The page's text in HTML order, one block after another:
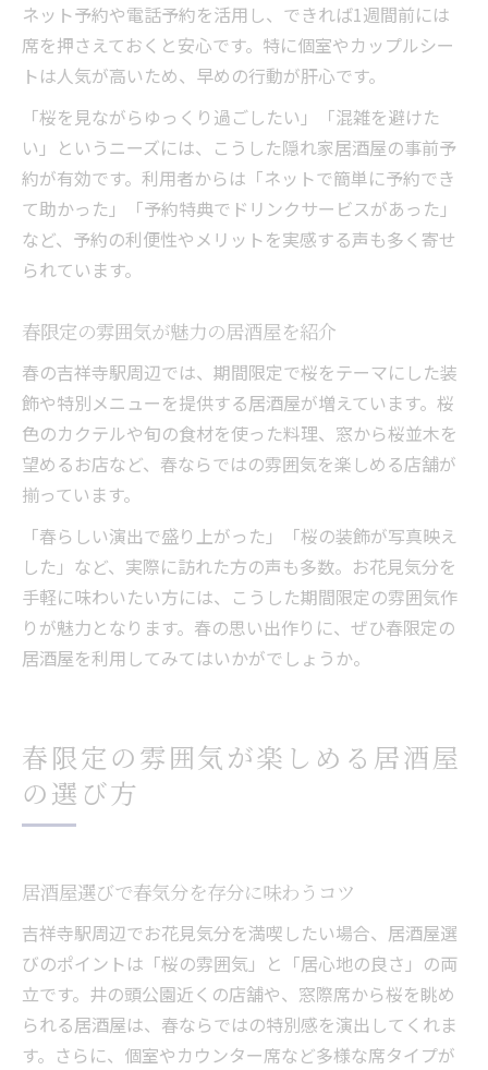
ネット予約や電話予約を活用し、できれば1週間前には
席を押さえておくと安心です。特に個室やカップルシー
トは人気が高いため、早めの行動が肝心です。
「桜を見ながらゆっくり過ごしたい」「混雑を避けた
い」というニーズには、こうした隠れ家居酒屋の事前予
約が有効です。利用者からは「ネットで簡単に予約でき
て助かった」「予約特典でドリンクサービスがあった」
など、予約の利便性やメリットを実感する声も多く寄せ
られています。
春限定の雰囲気が魅力の居酒屋を紹介
春の吉祥寺駅周辺では、期間限定で桜をテーマにした装
飾や特別メニューを提供する居酒屋が増えています。桜
色のカクテルや旬の食材を使った料理、窓から桜並木を
望めるお店など、春ならではの雰囲気を楽しめる店舗が
揃っています。
「春らしい演出で盛り上がった」「桜の装飾が写真映え
した」など、実際に訪れた方の声も多数。お花見気分を
手軽に味わいたい方には、こうした期間限定の雰囲気作
りが魅力となります。春の思い出作りに、ぜひ春限定の
居酒屋を利用してみてはいかがでしょうか。
春限定の雰囲気が楽しめる居酒屋
の選び方
居酒屋選びで春気分を存分に味わうコツ
吉祥寺駅周辺でお花見気分を満喫したい場合、居酒屋選
びのポイントは「桜の雰囲気」と「居心地の良さ」の両
立です。井の頭公園近くの店舗や、窓際席から桜を眺め
られる居酒屋は、春ならではの特別感を演出してくれま
す。さらに、個室やカウンター席など多様な席タイプが